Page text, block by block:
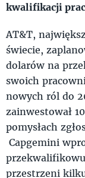
kwalifikacji
AT&T,
świecie,
dolarów na
swoich
nowych ról do
zainwestował
pomysłach
Capgemini
przestrzeni